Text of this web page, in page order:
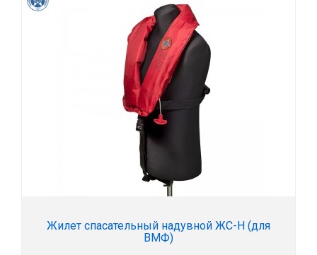
Жилет спасательный надувной ЖС-Н (для
ВМФ)